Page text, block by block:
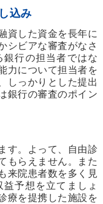
込み
資した資金を長年に
シビアな審査がなさ
行の担当者ではな
力について担当者を
しっかりとした提出
銀行の審査のポイン
す。よって、自由診
もらえません。また
来院患者数を多く見
予想を立てましょ
療を提携した施設を